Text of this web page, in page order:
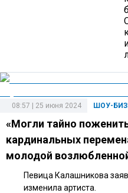
ШОУ-
08:57 | 25 июня 2024
«Могли тайно
кардинальных
молодой
Певица Калашникова
изменила артиста.